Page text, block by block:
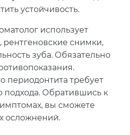
устойчивость.
использует
рентгеновские снимки,
зуба. Обязательно
периодонтита требует
подхода. Обратившись к
вы сможете
осложнений.